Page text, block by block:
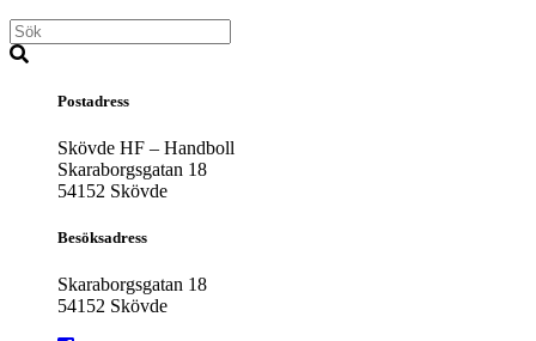
Postadress
Skövde HF – Handboll
Skaraborgsgatan 18
54152 Skövde
Besöksadress
Skaraborgsgatan 18
54152 Skövde